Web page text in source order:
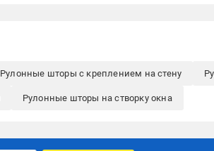
Рулонные шторы с креплением на стену
Рулонные шторы на створку окна